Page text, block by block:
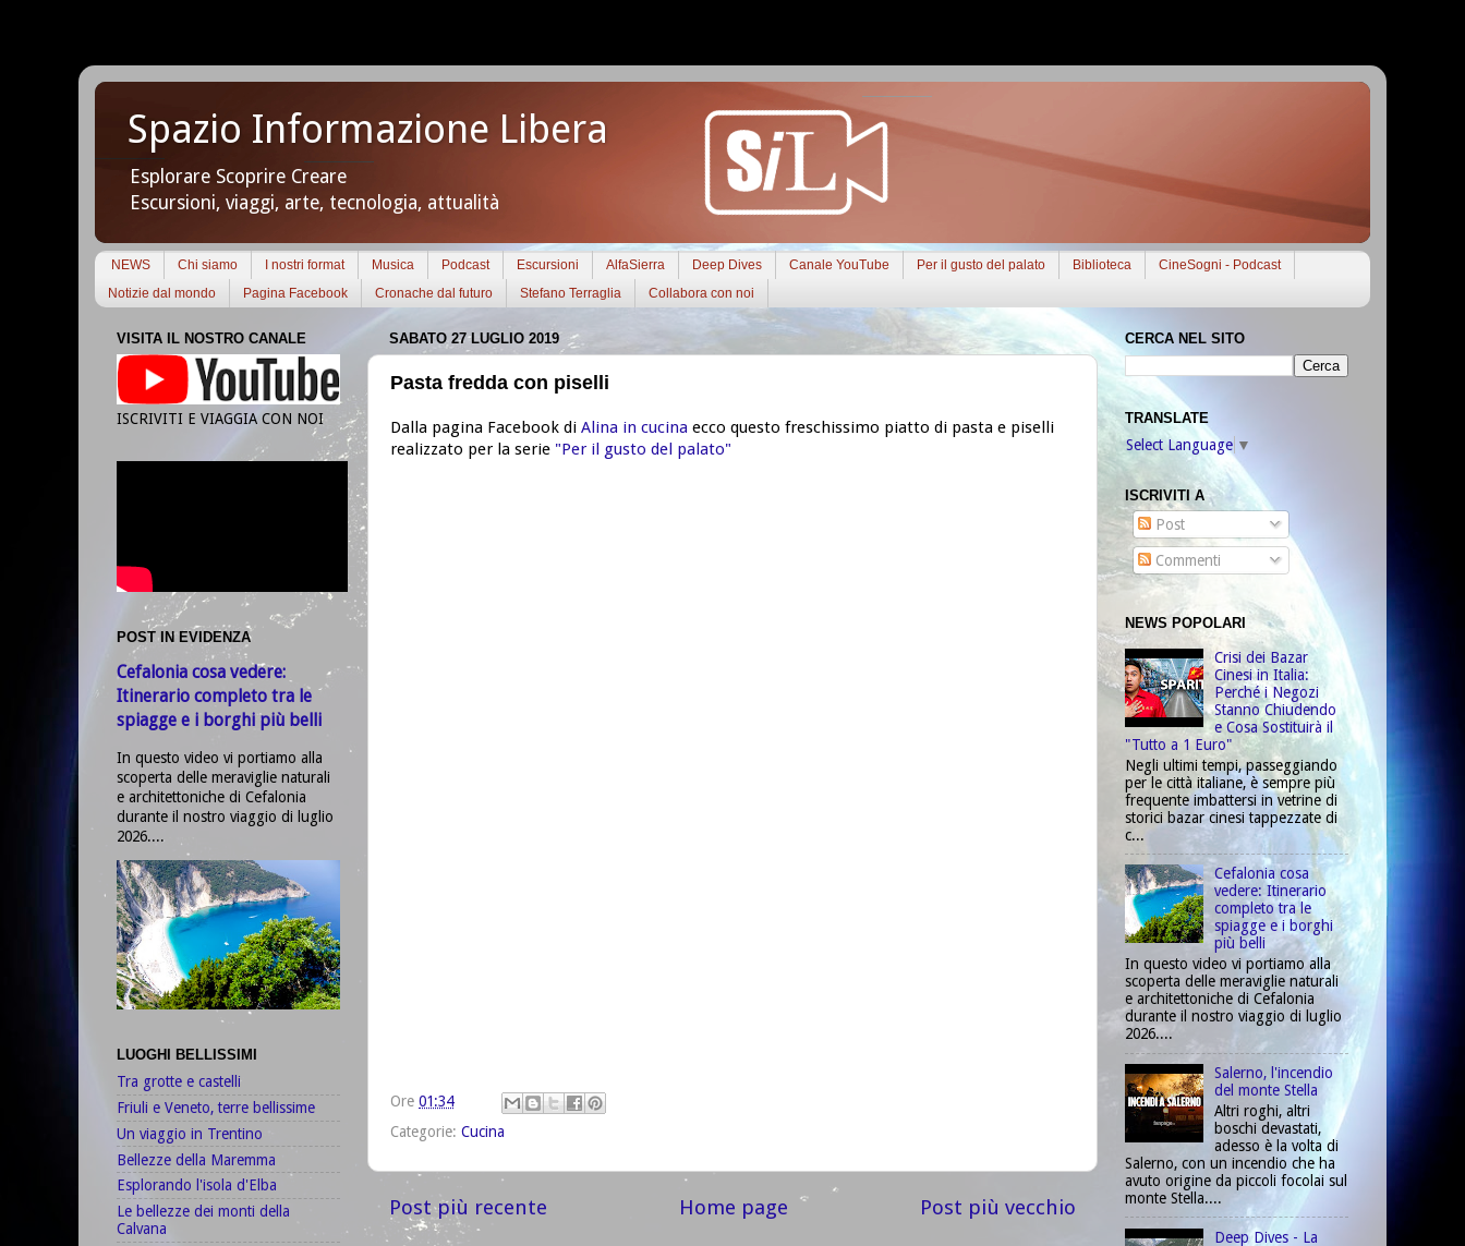
Spazio Informazione Libera
Esplorare Scoprire Creare
Escursioni, viaggi, arte, tecnologia, attualità
NEWS Chi siamo I nostri format Musica Podcast Escursioni AlfaSierra Deep Dives Canale YouTube Per il gusto del palato Biblioteca
CineSogni - Podcast
Notizie dal mondo
Pagina Facebook Cronache dal futuro Stefano Terraglia Collabora con noi
SABATO 27 LUGLIO 2019
Pasta fredda con piselli
Dalla pagina Facebook di Alina in cucina ecco questo freschissimo piatto di pasta e piselli
realizzato per la serie "Per il gusto del palato"
Ore 01:34
Categorie: Cucina
Post più recente Post più vecchio
Home page
VISITA IL NOSTRO CANALE
ISCRIVITI E VIAGGIA CON NOI
POST IN EVIDENZA
Cefalonia cosa vedere:
Itinerario completo tra le
spiagge e i borghi più belli
In questo video vi portiamo alla
scoperta delle meraviglie naturali
e architettoniche di Cefalonia
durante il nostro viaggio di luglio
2026....
LUOGHI BELLISSIMI
Tra grotte e castelli
Friuli e Veneto, terre bellissime
Un viaggio in Trentino
Bellezze della Maremma
Esplorando l'isola d'Elba
Le bellezze dei monti della
Calvana
CERCA NEL SITO
TRANSLATE
Select Language ▼
ISCRIVITI A
Post
Commenti
NEWS POPOLARI
Crisi dei Bazar
Cinesi in Italia:
Perché i Negozi
Stanno Chiudendo
e Cosa Sostituirà il
"Tutto a 1 Euro"
Negli ultimi tempi, passeggiando
per le città italiane, è sempre più
frequente imbattersi in vetrine di
storici bazar cinesi tappezzate di
c...
Cefalonia cosa
vedere: Itinerario
completo tra le
spiagge e i borghi
più belli
In questo video vi portiamo alla
scoperta delle meraviglie naturali
e architettoniche di Cefalonia
durante il nostro viaggio di luglio
2026....
Salerno, l'incendio
del monte Stella
Altri roghi, altri
boschi devastati,
adesso è la volta di
Salerno, con un incendio che ha
avuto origine da piccoli focolai sul
monte Stella....
Deep Dives - La